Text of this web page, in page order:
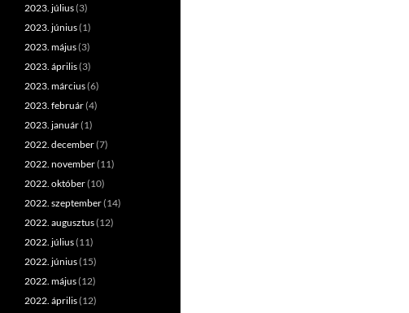
2023. július(3)
2023. június(1)
2023. május(3)
2023. április(3)
2023. március(6)
2023. február(4)
2023. január(1)
2022. december(7)
2022. november(11)
2022. október(10)
2022. szeptember(14)
2022. augusztus(12)
2022. július(11)
2022. június(15)
2022. május(12)
2022. április(12)